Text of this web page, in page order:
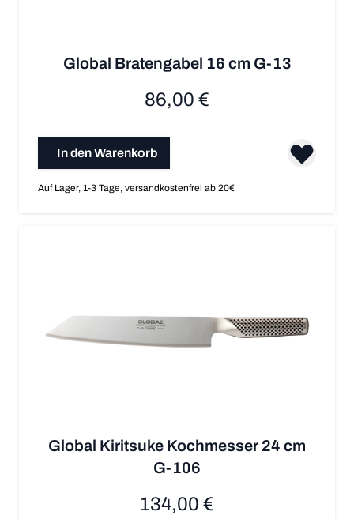
Global Bratengabel 16 cm G-13
86,00 €
In den Warenkorb
Auf Lager, 1-3 Tage, versandkostenfrei ab 20€
Global Kiritsuke Kochmesser 24 cm
G-106
134,00 €